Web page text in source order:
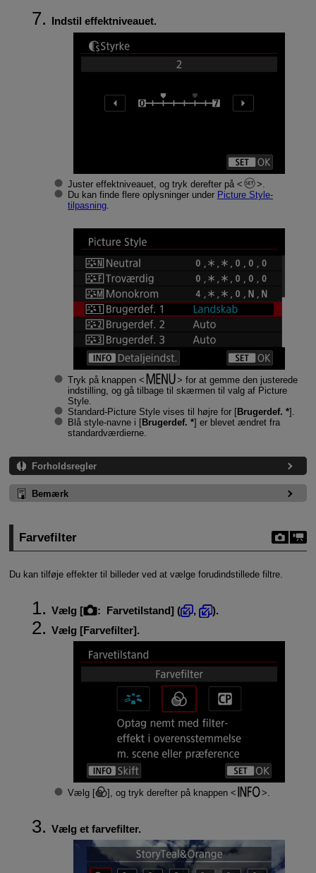
Indstil effektniveauet.
Juster effektniveauet, og tryk derefter på
Du kan finde flere oplysninger under Picture Style-
tilpasning.
Tryk på knappen
for at gemme den justerede
indstilling, og gå tilbage til skærmen til valg af Picture
Style.
Standard-Picture Style vises til højre for [Brugerdef. *].
Blå style-navne i [Brugerdef. *] er blevet ændret fra
standardværdierne.
Forholdsregler
Bemærk
Farvefilter
Du kan tilføje effekter til billeder ved at vælge forudindstillede filtre.
Vælg [ : Farvetilstand] ( ,
).
Vælg [Farvefilter].
Vælg [ ], og tryk derefter på knappen .
Vælg et farvefilter.